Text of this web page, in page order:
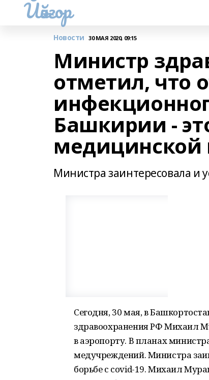
Йәйғор
Новости 30 МАЯ 2020, 09:15
Министр
отметил, что
Башкирии -
Министра заинтересовала и
Сегодня, 30 мая, в
здравоохранения РФ Михаил
в аэропорту. В планах
медучреждений. Министра
борьбе с covid-19. Михаил